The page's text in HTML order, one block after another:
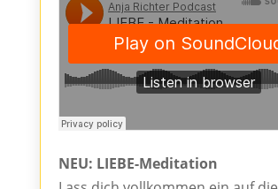
NEU: LIEBE-Meditation